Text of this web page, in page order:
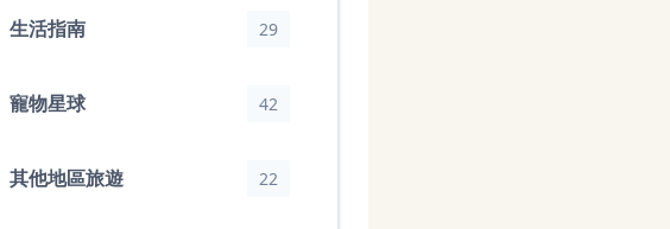
生活指南 29
寵物星球 42
其他地區旅遊 22